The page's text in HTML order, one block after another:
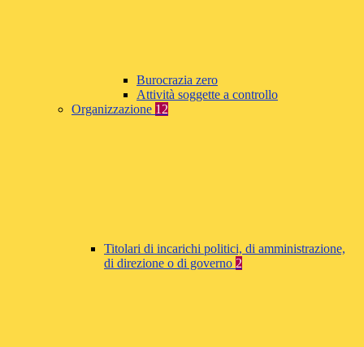
Burocrazia zero
Attività soggette a controllo
Organizzazione 12
Titolari di incarichi politici, di amministrazione,
di direzione o di governo 2